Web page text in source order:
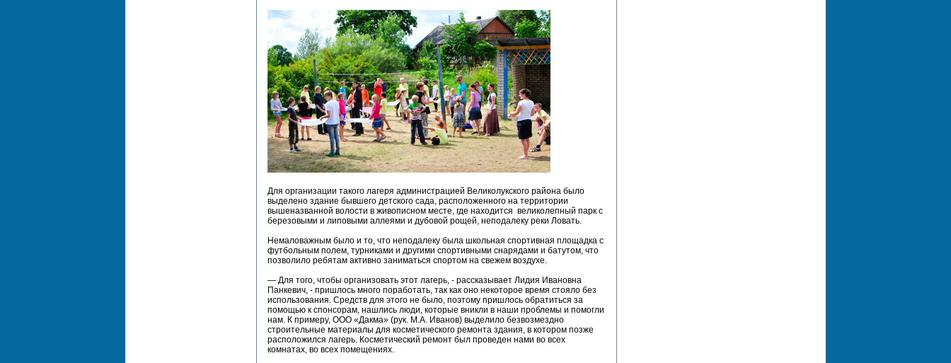
Для организации такого лагеря администрацией Великолукского района было
выделено здание бывшего детского сада, расположенного на территории
вышеназванной волости в живописном месте, где находится великолепный парк с
березовыми и липовыми аллеями и дубовой рощей, неподалеку реки Ловать.
Немаловажным было и то, что неподалеку была школьная спортивная площадка с
футбольным полем, турниками и другими спортивными снарядами и батутом, что
позволило ребятам активно заниматься спортом на свежем воздухе.
— Для того, чтобы организовать этот лагерь, - рассказывает Лидия Ивановна
Панкевич, - пришлось много поработать, так как оно некоторое время стояло без
использования. Средств для этого не было, поэтому пришлось обратиться за
помощью к спонсорам, нашлись люди, которые вникли в наши проблемы и помогли
нам. К примеру, ООО «Дакма» (рук. М.А. Иванов) выделило безвозмездно
строительные материалы для косметического ремонта здания, в котором позже
расположился лагерь. Косметический ремонт был проведен нами во всех
комнатах, во всех помещениях.